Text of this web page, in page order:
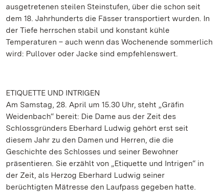
ausgetretenen steilen Steinstufen, über die schon seit
dem 18. Jahrhunderts die Fässer transportiert wurden. In
der Tiefe herrschen stabil und konstant kühle
Temperaturen – auch wenn das Wochenende sommerlich
wird: Pullover oder Jacke sind empfehlenswert.
ETIQUETTE UND INTRIGEN
Am Samstag, 28. April um 15.30 Uhr, steht „Gräfin
Weidenbach“ bereit: Die Dame aus der Zeit des
Schlossgründers Eberhard Ludwig gehört erst seit
diesem Jahr zu den Damen und Herren, die die
Geschichte des Schlosses und seiner Bewohner
präsentieren. Sie erzählt von „Etiquette und Intrigen“ in
der Zeit, als Herzog Eberhard Ludwig seiner
berüchtigten Mätresse den Laufpass gegeben hatte.